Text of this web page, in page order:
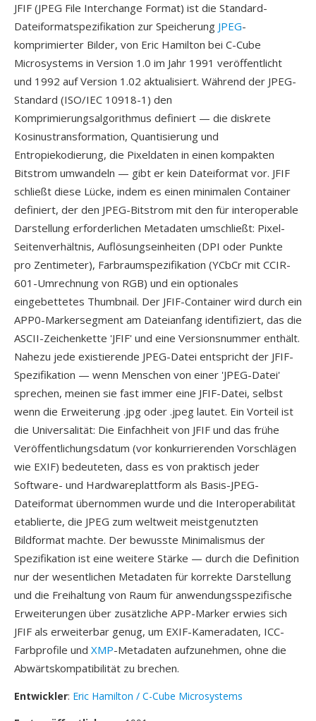
JFIF (JPEG File Interchange Format) ist die Standard-
Dateiformatspezifikation zur Speicherung JPEG-
komprimierter Bilder, von Eric Hamilton bei C-Cube
Microsystems in Version 1.0 im Jahr 1991 veröffentlicht
und 1992 auf Version 1.02 aktualisiert. Während der JPEG-
Standard (ISO/IEC 10918-1) den
Komprimierungsalgorithmus definiert — die diskrete
Kosinustransformation, Quantisierung und
Entropiekodierung, die Pixeldaten in einen kompakten
Bitstrom umwandeln — gibt er kein Dateiformat vor. JFIF
schließt diese Lücke, indem es einen minimalen Container
definiert, der den JPEG-Bitstrom mit den für interoperable
Darstellung erforderlichen Metadaten umschließt: Pixel-
Seitenverhältnis, Auflösungseinheiten (DPI oder Punkte
pro Zentimeter), Farbraumspezifikation (YCbCr mit CCIR-
601-Umrechnung von RGB) und ein optionales
eingebettetes Thumbnail. Der JFIF-Container wird durch ein
APP0-Markersegment am Dateianfang identifiziert, das die
ASCII-Zeichenkette 'JFIF' und eine Versionsnummer enthält.
Nahezu jede existierende JPEG-Datei entspricht der JFIF-
Spezifikation — wenn Menschen von einer 'JPEG-Datei'
sprechen, meinen sie fast immer eine JFIF-Datei, selbst
wenn die Erweiterung .jpg oder .jpeg lautet. Ein Vorteil ist
die Universalität: Die Einfachheit von JFIF und das frühe
Veröffentlichungsdatum (vor konkurrierenden Vorschlägen
wie EXIF) bedeuteten, dass es von praktisch jeder
Software- und Hardwareplattform als Basis-JPEG-
Dateiformat übernommen wurde und die Interoperabilität
etablierte, die JPEG zum weltweit meistgenutzten
Bildformat machte. Der bewusste Minimalismus der
Spezifikation ist eine weitere Stärke — durch die Definition
nur der wesentlichen Metadaten für korrekte Darstellung
und die Freihaltung von Raum für anwendungsspezifische
Erweiterungen über zusätzliche APP-Marker erwies sich
JFIF als erweiterbar genug, um EXIF-Kameradaten, ICC-
Farbprofile und XMP-Metadaten aufzunehmen, ohne die
Abwärtskompatibilität zu brechen.
Entwickler: Eric Hamilton / C-Cube Microsystems